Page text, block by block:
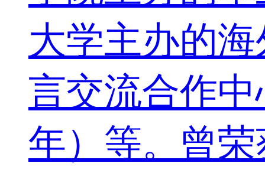
大学主办的
言交流合作
年）等。曾